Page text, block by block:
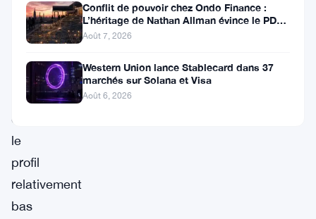
croissance
est
significative
étant
donné
le
profil
relativement
bas
Conflit de pouvoir chez Ondo Finance :
L’héritage de Nathan Allman évince le PDG
Ian De Bode le 24 juillet
Août 7, 2026
Western Union lance Stablecard dans 37
marchés sur Solana et Visa
Août 6, 2026